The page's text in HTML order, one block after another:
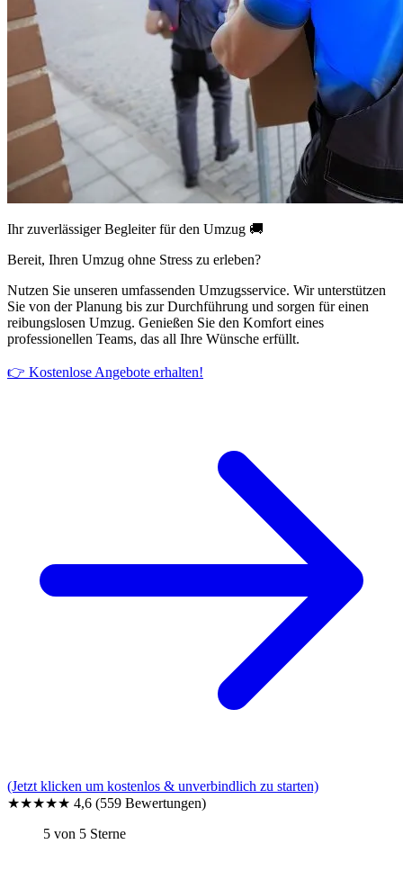
Ihr zuverlässiger Begleiter für den Umzug 🚚
Bereit, Ihren Umzug ohne Stress zu erleben?
Nutzen Sie unseren umfassenden Umzugsservice. Wir unterstützen
Sie von der Planung bis zur Durchführung und sorgen für einen
reibungslosen Umzug. Genießen Sie den Komfort eines
professionellen Teams, das all Ihre Wünsche erfüllt.
👉 Kostenlose Angebote erhalten!
(Jetzt klicken um kostenlos & unverbindlich zu starten)
★★★★★ 4,6 (559 Bewertungen)
5 von 5 Sterne